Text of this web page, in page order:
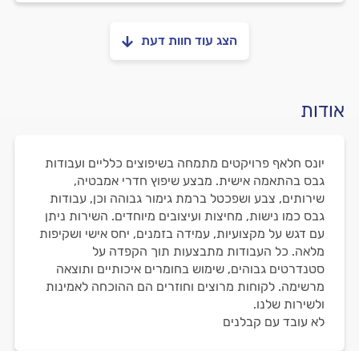
הצג עוד חוות דעת
אודות
יונס חלאף פרויקטים מתמחה בשיפוצים כלליים ועבודות
גבס בהתאמה אישית. מבצע שיפוץ חדרי אמבטיה,
שירותים, צבע ושפכטל ברמת גימור גבוהה וכן, עבודות
גבס כמו נישות, מחיצות ועיצובים מיוחדים. השירות ניתן
עם דגש על מקצועיות, עמידה בזמנים, יחס אישי ושקיפות
מלאה. כל העבודות מתבצעות תוך הקפדה על
סטנדרטים גבוהים, שימוש בחומרים איכותיים ותוצאה
מרשימה. לקוחות מרוצים וחוזרים הם ההוכחה לאמינות
ולשירות שלנו.
לא עובד עם קבלנים